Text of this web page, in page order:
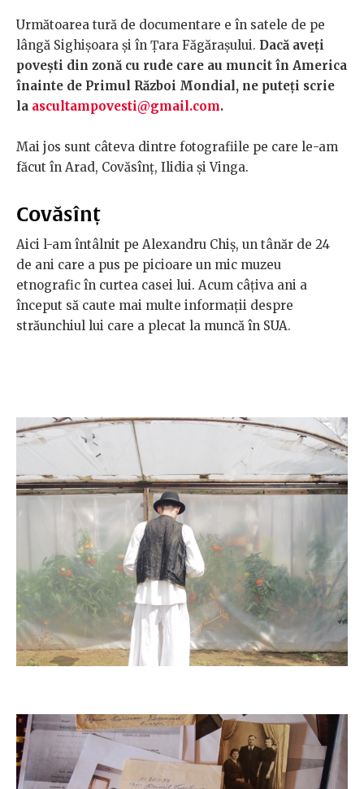
Următoarea tură de documentare e în satele de pe
lângă Sighișoara și în Țara Făgărașului. Dacă aveți
povești din zonă cu rude care au muncit în America
înainte de Primul Război Mondial, ne puteți scrie
la ascultampovesti@gmail.com.
Mai jos sunt câteva dintre fotografiile pe care le-am
făcut în Arad, Covăsînț, Ilidia și Vinga.
Covăsînț
Aici l-am întâlnit pe Alexandru Chiș, un tânăr de 24
de ani care a pus pe picioare un mic muzeu
etnografic în curtea casei lui. Acum câțiva ani a
început să caute mai multe informații despre
străunchiul lui care a plecat la muncă în SUA.